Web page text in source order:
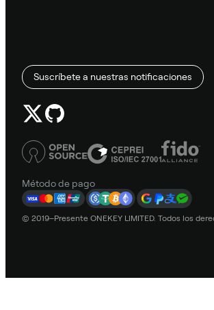
Suscríbete a nuestras notificaciones
Método de pago
© 2019–Presente ONEKEY LIMITED. Todos los